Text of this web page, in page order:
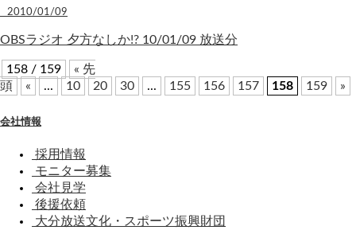
2010/01/09
OBSラジオ 夕方なしか!? 10/01/09 放送分
158 / 159
« 先
頭
« ... 10 20 30 ... 155 156 157 158 159 »
会社情報
採用情報
モニター募集
会社見学
後援依頼
大分放送文化・スポーツ振興財団